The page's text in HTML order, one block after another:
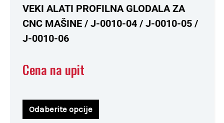
Ocenjeno
sa
0
od
VEKI ALATI PROFILNA GLODALA ZA
CNC MAŠINE / J-0010-04 / J-0010-05 /
J-0010-06
Cena na upit
Odaberite opcije